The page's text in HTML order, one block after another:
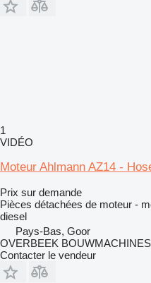
1
VIDÉO
Moteur Ahlmann AZ14 -
Prix sur demande
Pièces détachées de moteur -
diesel
Pays-Bas, Goor
OVERBEEK
Contacter le vendeur